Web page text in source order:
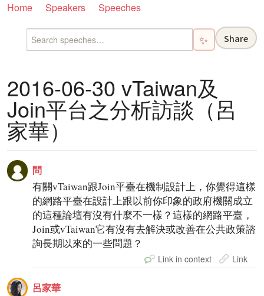
Home Speakers Speeches
✨ Share
2016-06-30 vTaiwan及
Join平台之分析訪談（呂
家華）
問
有關vTaiwan跟Join平臺在機制設計上，你覺得這樣
的網路平臺在設計上跟以前你印象的政府機關成立
的這種論壇有沒有什麼不一樣？這樣的網路平臺，
Join或vTaiwan它有沒有去解決或改善在公共政策諮
詢長期以來的一些問題？
Link in context Link
呂家華